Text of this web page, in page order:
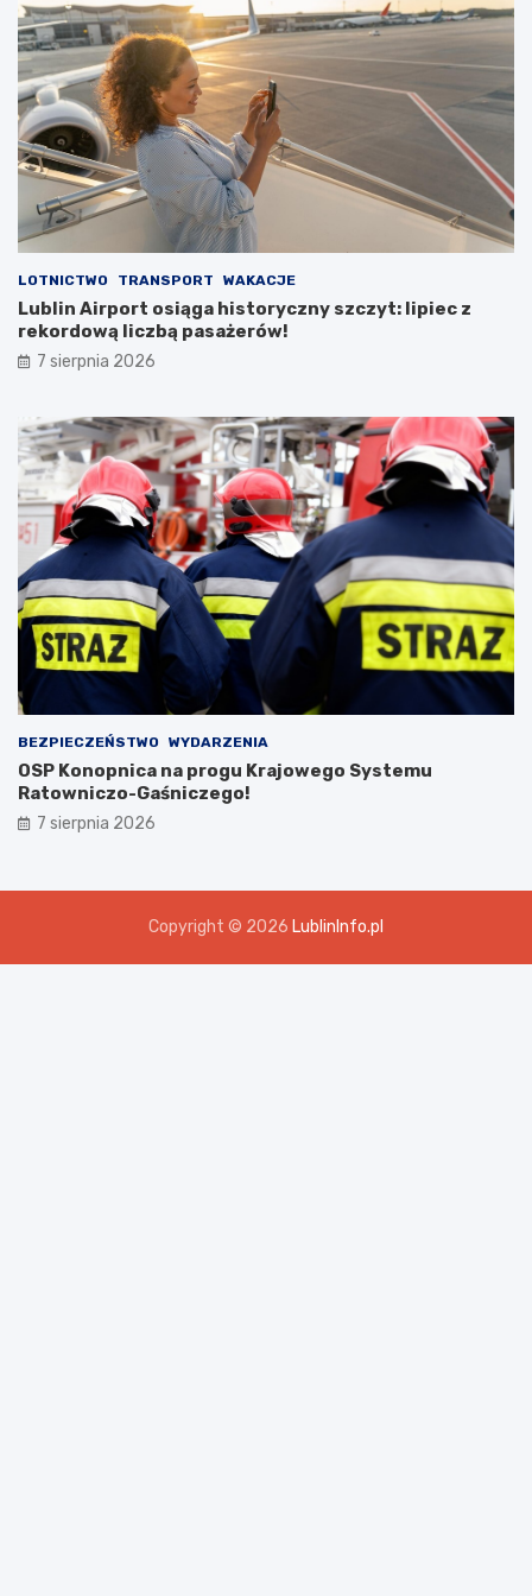
p
u
s
t
o
s
t
a
u
LOTNICTWO TRANSPORT WAKACJE
Lublin Airport osiąga historyczny szczyt: lipiec z
rekordową liczbą pasażerów!
7 sierpnia 2026
BEZPIECZEŃSTWO WYDARZENIA
OSP Konopnica na progu Krajowego Systemu
Ratowniczo-Gaśniczego!
7 sierpnia 2026
Copyright © 2026 LublinInfo.pl